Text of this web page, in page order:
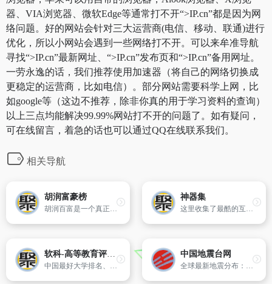
器、VIA浏览器、微软Edge等通常打不开“>IP.cn”都是因为网
络问题。好的网站会针对三大运营商(电信、移动、联通)进行
优化，所以小网站会遇到一些网络打不开。可以来牟准导航
寻找“>IP.cn”最新网址、“>IP.cn”发布页和“>IP.cn”备用网址。
一劳永逸的话，我们推荐使用加速器（将自己的网络切换成
更稳定的运营商，比如电信）。部分网站需要科学上网，比
如google等（这边不推荐，除非你真的用于学习资料的查询）
以上三点均能解决99.99%网站打不开的问题了。如有疑问，
可在线留言，着急的话也可以通过QQ在线联系我们。
相关导航
胡润富豪榜
胡润百富是一个真正意义上的排行榜。榜单有中国艺术榜，全球独角兽榜，全球富豪榜，中国500强，中国U30，世界500强，中国百富榜等。
神器集
这里收集了最酷的互联网工具和资源，欢迎推荐有价值的网站资源和创业者们分享。
软科-高等教育评价领先品牌
中国最好大学排名、中国最好学科排名、世界大学学术排名（中文版）世界一流学科排名、中国两岸四地大学排名是由软科（www.shanghairanking. cn）发布。是学生高考择校、出国留学和社会各界了解分析国内外大学办学状况的重要参考
中国地震台网
全球最新地震分布：实时更新全球各地的地震信息，提供最新的地震分布图。